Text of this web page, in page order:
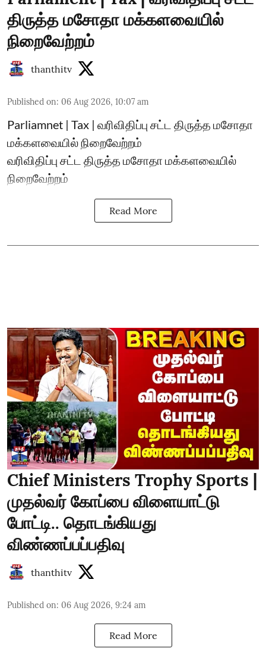
திருத்த மசோதா மக்களவையில்
நிறைவேற்றம்
thanthitv
Published on: 06 Aug 2026, 10:07 am
Parliamnet | Tax | வரிவிதிப்பு சட்ட திருத்த மசோதா
மக்களவையில் நிறைவேற்றம்
வரிவிதிப்பு சட்ட திருத்த மசோதா மக்களவையில்
நிறைவேற்றம்
Read More
Chief Ministers Trophy Sports |
முதல்வர் கோப்பை விளையாட்டு
போட்டி.. தொடங்கியது
விண்ணப்பப்பதிவு
thanthitv
Published on: 06 Aug 2026, 9:24 am
Read More